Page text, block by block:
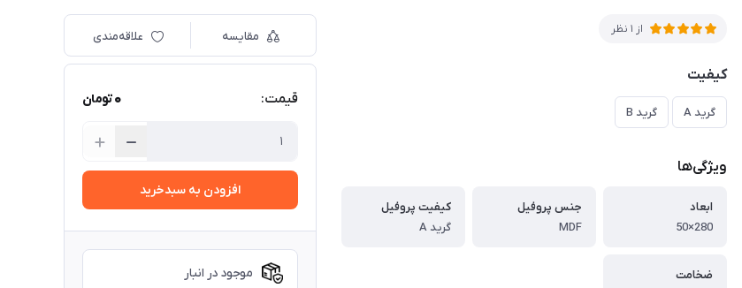
از 1 نظر
کیفیت
گرید A گرید B
ویژگی‌ها
ابعاد
280×50
جنس پروفیل
MDF
کیفیت پروفیل
گرید A
ضخامت
مقایسه علاقه‌مندی
قیمت: 0تومان
افزودن به سبدخرید
موجود در انبار